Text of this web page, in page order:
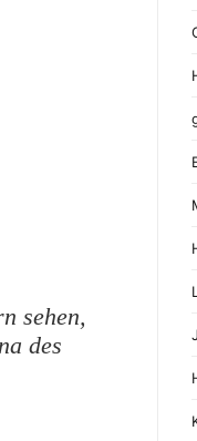
sehen,
des